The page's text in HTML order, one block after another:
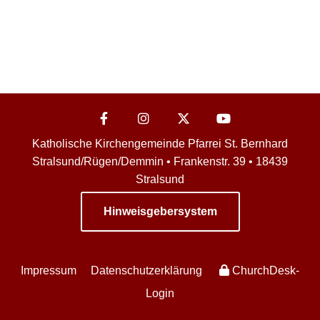
Katholische Kirchengemeinde Pfarrei St. Bernhard
Stralsund/Rügen/Demmin • Frankenstr. 39 • 18439
Stralsund
Hinweisgebersystem
Impressum Datenschutzerklärung
ChurchDesk-
Login